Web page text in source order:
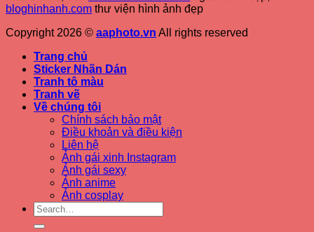
bloghinhanh.com thư viện hình ảnh đẹp
Copyright 2026 © aaphoto.vn All rights reserved
Trang chủ
Sticker Nhãn Dán
Tranh tô màu
Tranh vẽ
Về chúng tôi
Chính sách bảo mật
Điều khoản và điều kiện
Liên hệ
Ảnh gái xinh Instagram
Ảnh gái sexy
Ảnh anime
Ảnh cosplay